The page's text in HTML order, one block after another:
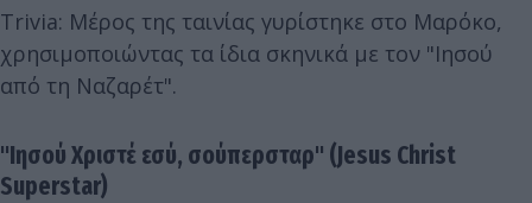
Trivia: Μέρος της ταινίας γυρίστηκε στο Μαρόκο,
χρησιμοποιώντας τα ίδια σκηνικά με τον "Ιησού
από τη Ναζαρέτ".
"Ιησού Χριστέ εσύ, σούπερσταρ" (Jesus Christ
Superstar)